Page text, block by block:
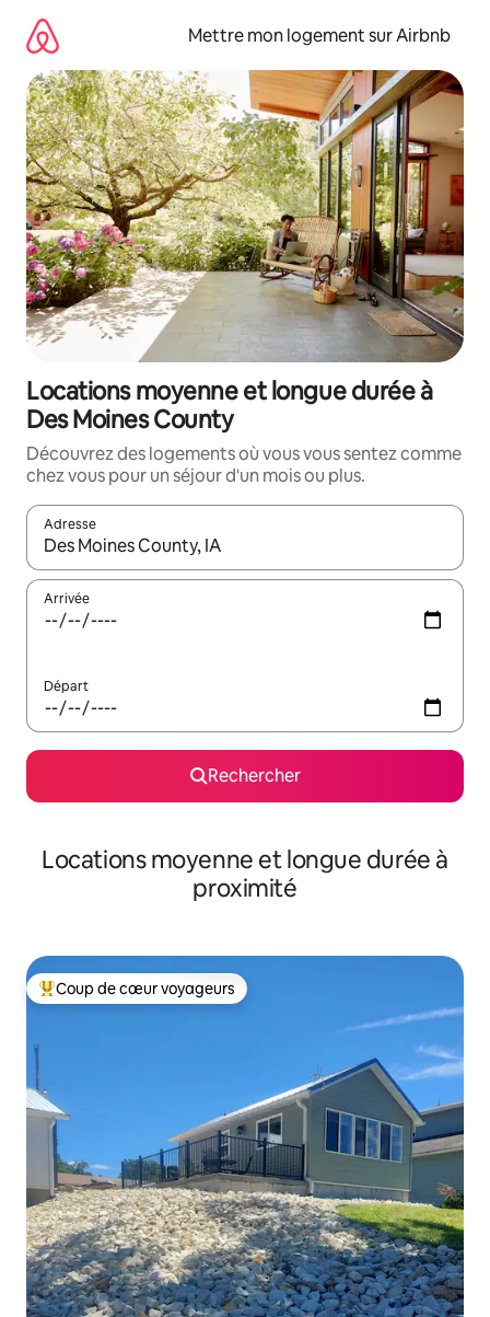
directement
contenu
Mettre mon logement sur Airbnb
Locations moyenne et longue durée à
Des Moines County
Découvrez des logements où vous vous sentez comme
chez vous pour un séjour d'un mois ou plus.
Adresse
Lorsque les résultats s'affichent, utilisez les flèches vers le
Arrivée
Départ
Rechercher
Locations moyenne et longue durée à
proximité
Coups de cœur voyageurs les plus appréciés
Coup de cœur voyageurs